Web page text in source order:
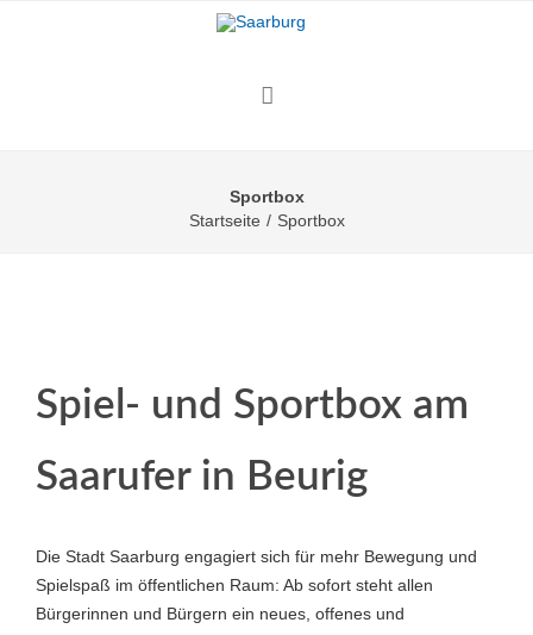
Sportbox
Startseite / Sportbox
Spiel- und Sportbox am
Saarufer in Beurig
Die Stadt Saarburg engagiert sich für mehr Bewegung und
Spielspaß im öffentlichen Raum: Ab sofort steht allen
Bürgerinnen und Bürgern ein neues, offenes und